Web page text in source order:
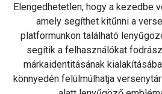
Elengedhetetlen, hogy a kezedbe
amely segíthet kitűnni a
platformunkon található
segítik a felhasználókat
márkaidentitásának
könnyedén felülmúlhatja